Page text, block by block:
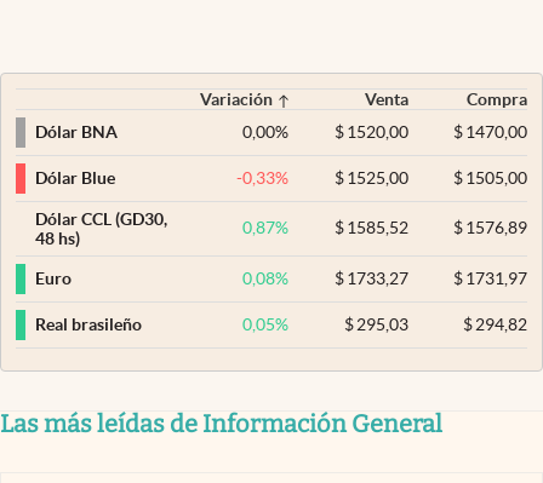
Variación Venta
Compra
Dólar BNA
0,00% $ 1520,00 $1470,00
Dólar Blue -0,33% $ 1525,00 $1505,00
Dólar CCL (GD30,
48 hs)
0,87% $ 1585,52 $1576,89
Euro 0,08% $ 1733,27 $1731,97
Real brasileño 0,05% $ 295,03 $294,82
Las más leídas de Información General